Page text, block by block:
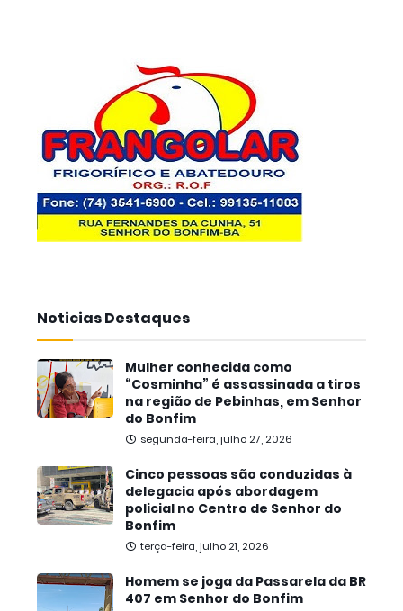
Noticias Destaques
Mulher conhecida como
“Cosminha” é assassinada a tiros
na região de Pebinhas, em Senhor
do Bonfim
segunda-feira, julho 27, 2026
Cinco pessoas são conduzidas à
delegacia após abordagem
policial no Centro de Senhor do
Bonfim
terça-feira, julho 21, 2026
Homem se joga da Passarela da BR
407 em Senhor do Bonfim